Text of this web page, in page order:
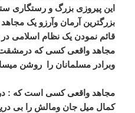
این پیروزی بزرگ و رستگاری
بزرگترین آرمان وآرزو یک
قائم نمودن یک نظام اسلامی
مجاهد واقعی کسی که درمشقت
وبرادر مسلمانان را روشن
مجاهد واقعی کسی است که : در
کمال میل جان ومالش را بی